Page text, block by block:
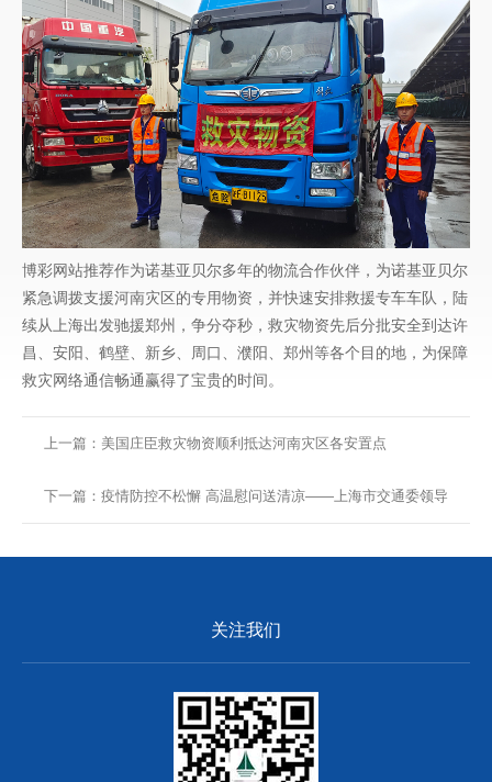
博彩网站推荐作为诺基亚贝尔多年的物流合作伙伴，为诺基亚贝尔
紧急调拨支援河南灾区的专用物资，并快速安排救援专车车队，陆
续从上海出发驰援郑州，争分夺秒，救灾物资先后分批安全到达许
昌、安阳、鹤壁、新乡、周口、濮阳、郑州等各个目的地，为保障
救灾网络通信畅通赢得了宝贵的时间。
上一篇：美国庄臣救灾物资顺利抵达河南灾区各安置点
下一篇：疫情防控不松懈 高温慰问送清凉——上海市交通委领导
关注我们